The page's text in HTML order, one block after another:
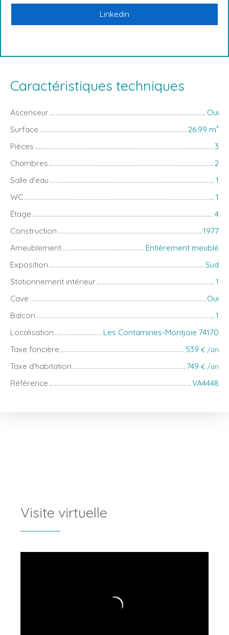
Linkedin
Caractéristiques techniques
Ascenseur
Oui
Surface
26.99 m²
Pièces
3
Chambres
2
Salle d'eau
1
WC
1
Étage
4
Construction
1977
Ameublement
Entièrement meublé
Exposition
Sud
Stationnement intérieur
1
Cave
Oui
Balcon
1
Localisation
Les Contamines-Montjoie 74170
Taxe foncière
539 € /an
Taxe d'habitation 749 € /an
Référence VA4448
Visite virtuelle